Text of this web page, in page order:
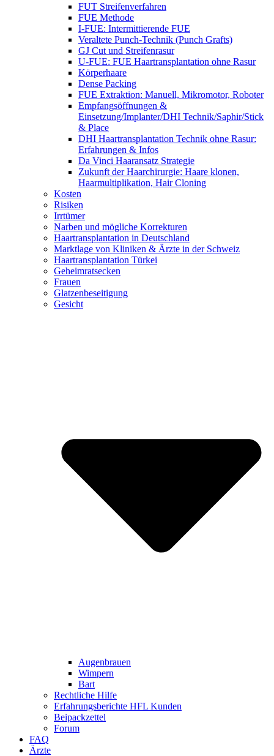
FUT Streifenverfahren
FUE Methode
I-FUE: Intermittierende FUE
Veraltete Punch-Technik (Punch Grafts)
GJ Cut und Streifenrasur
U-FUE: FUE Haartransplantation ohne Rasur
Körperhaare
Dense Packing
FUE Extraktion: Manuell, Mikromotor, Roboter
Empfangsöffnungen &
Einsetzung/Implanter/DHI Technik/Saphir/Stick
& Place
DHI Haartransplantation Technik ohne Rasur:
Erfahrungen & Infos
Da Vinci Haaransatz Strategie
Zukunft der Haarchirurgie: Haare klonen,
Haarmultiplikation, Hair Cloning
Kosten
Risiken
Irrtümer
Narben und mögliche Korrekturen
Haartransplantation in Deutschland
Marktlage von Kliniken & Ärzte in der Schweiz
Haartransplantation Türkei
Geheimratsecken
Frauen
Glatzenbeseitigung
Gesicht
Augenbrauen
Wimpern
Bart
Rechtliche Hilfe
Erfahrungsberichte HFL Kunden
Beipackzettel
Forum
FAQ
Ärzte